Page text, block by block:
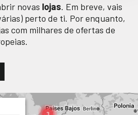
novas lojas. Em breve, vais
perto de ti. Por enquanto,
com milhares de ofertas de